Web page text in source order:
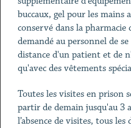
buccaux, gel pour les mains
conservé dans la
demandé au personnel de
distance d'un patient et de
qu'avec des vêtements
Toutes les visites en prison
partir de demain jusqu'au 3
l’absence de visites, tous